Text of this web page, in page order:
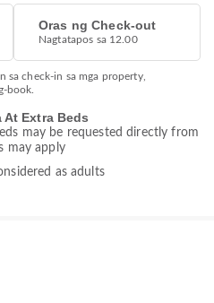
Oras ng Check-out
Nagtatapos sa 12.00
sa check-in sa mga property,
book.
At Extra Beds
may be requested directly from
may apply
as adults